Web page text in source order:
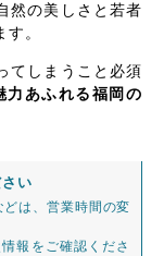
然の美しさと若者
。
てしまうこと必須
あふれる福岡の
い
は、営業時間の変
報をご確認くださ